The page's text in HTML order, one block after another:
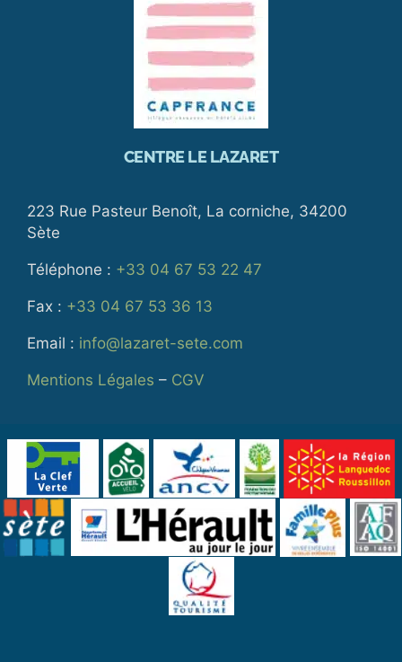
CENTRE LE LAZARET
223 Rue Pasteur Benoît, La corniche, 34200
Sète
Téléphone : +33 04 67 53 22 47
Fax : +33 04 67 53 36 13
Email : info@lazaret-sete.com
Mentions Légales – CGV